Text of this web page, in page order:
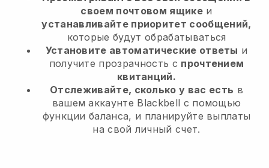
своем почтовом ящикеи
устанавливайте приоритет сообщений,
которые будут обрабатываться
Установите автоматические ответы и
получите прозрачность с прочтением
квитанций.
Отслеживайте, сколько у вас есть в
вашем аккаунте Blackbell с помощью
функции баланса, и планируйте выплаты
на свой личный счет.